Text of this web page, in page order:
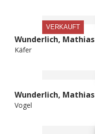
VERKAUFT
Wunderlich, Mathias
Käfer
Wunderlich, Mathias
Vogel